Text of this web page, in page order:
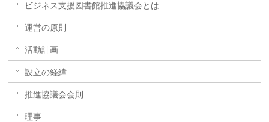
ビジネス支援図書館推進協議会とは
運営の原則
活動計画
設立の経緯
推進協議会会則
理事